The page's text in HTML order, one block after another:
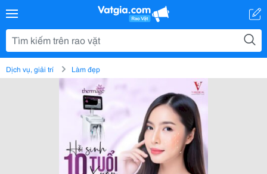
Dịch vụ, giải trí Làm đẹp